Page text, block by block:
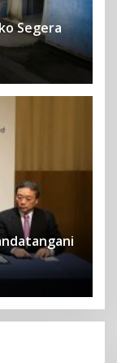
Segera